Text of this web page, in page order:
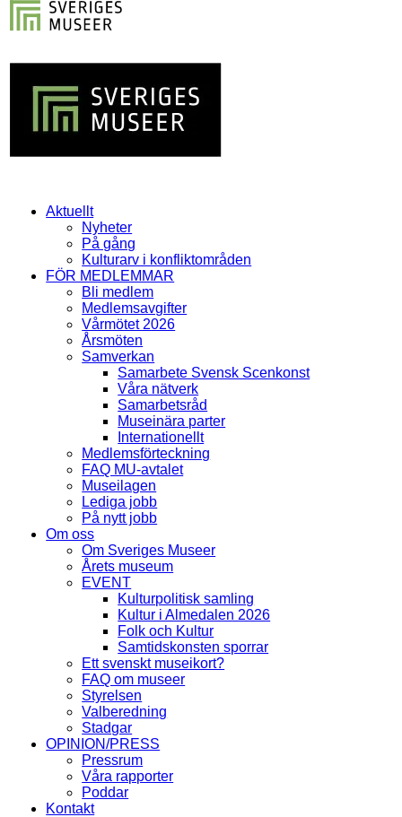
Aktuellt
Nyheter
På gång
Kulturarv i konfliktområden
FÖR MEDLEMMAR
Bli medlem
Medlemsavgifter
Vårmötet 2026
Årsmöten
Samverkan
Samarbete Svensk Scenkonst
Våra nätverk
Samarbetsråd
Museinära parter
Internationellt
Medlemsförteckning
FAQ MU-avtalet
Museilagen
Lediga jobb
På nytt jobb
Om oss
Om Sveriges Museer
Årets museum
EVENT
Kulturpolitisk samling
Kultur i Almedalen 2026
Folk och Kultur
Samtidskonsten sporrar
Ett svenskt museikort?
FAQ om museer
Styrelsen
Valberedning
Stadgar
OPINION/PRESS
Pressrum
Våra rapporter
Poddar
Kontakt